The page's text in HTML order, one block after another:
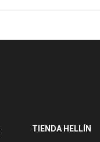
TIENDA HELLÍN